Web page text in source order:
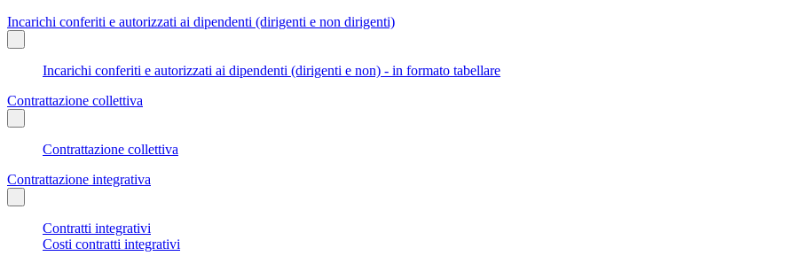
Incarichi conferiti e autorizzati ai dipendenti (dirigenti e non dirigenti)
Incarichi conferiti e autorizzati ai dipendenti (dirigenti e non) - in formato tabellare
Contrattazione collettiva
Contrattazione collettiva
Contrattazione integrativa
Contratti integrativi
Costi contratti integrativi